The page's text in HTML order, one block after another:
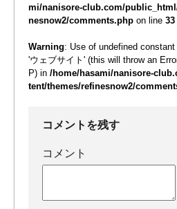
mi/nanisore-club.com/
nesnow2/comments.php on line 33
Warning: Use of undefined
'ウェブサイト' (this will throw an
P) in /home/hasami/nanisore-
tent/themes/refinesnow2/
コメントを残す
コメント